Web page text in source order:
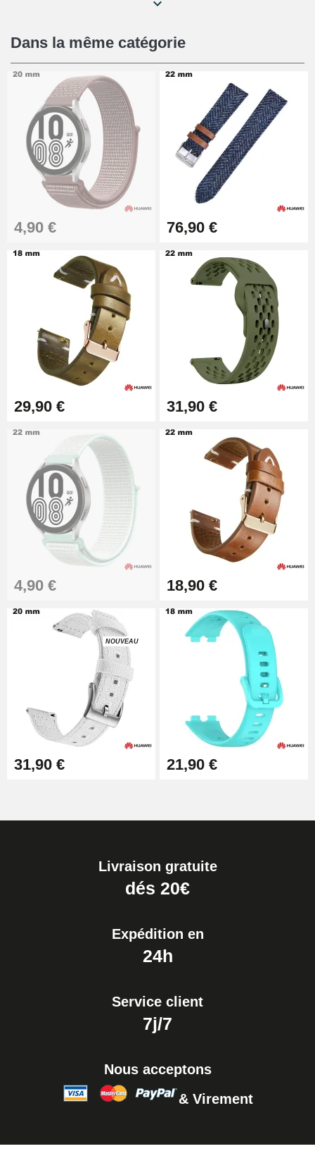
Kit Réparation Montre Débutant
16,90 €
Pied à Coulisse Numérique
9,90 €
Kit Horlogerie Débutant
26,90 €
Boîte Pompe Bracelet Montre -
Diamètre 1,50 mm - 8 à 25 mm
Boîte Pompe pour Bracelet
Montre - Diamètre 1,80 mm - 8 à
25 mm
19,90 €
Extracteur de Bracelet de
Dans la même catégorie
4,90 € 76,90 €
29,90 € 31,90 €
4,90 € 18,90 €
NOUVEAU
31,90 € 21,90 €
Livraison gratuite
dés 20€
Expédition en
24h
Service client
7j/7
Nous acceptons
& Virement